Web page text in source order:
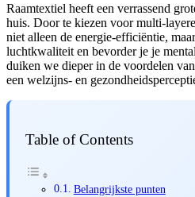
Raamtextiel heeft een verrassend
huis. Door te kiezen voor multi-
niet alleen de energie-efficiëntie,
luchtkwaliteit en bevorder je je
duiken we dieper in de voordelen
een welzijns- en
Table of Contents
Belangrijkste punten